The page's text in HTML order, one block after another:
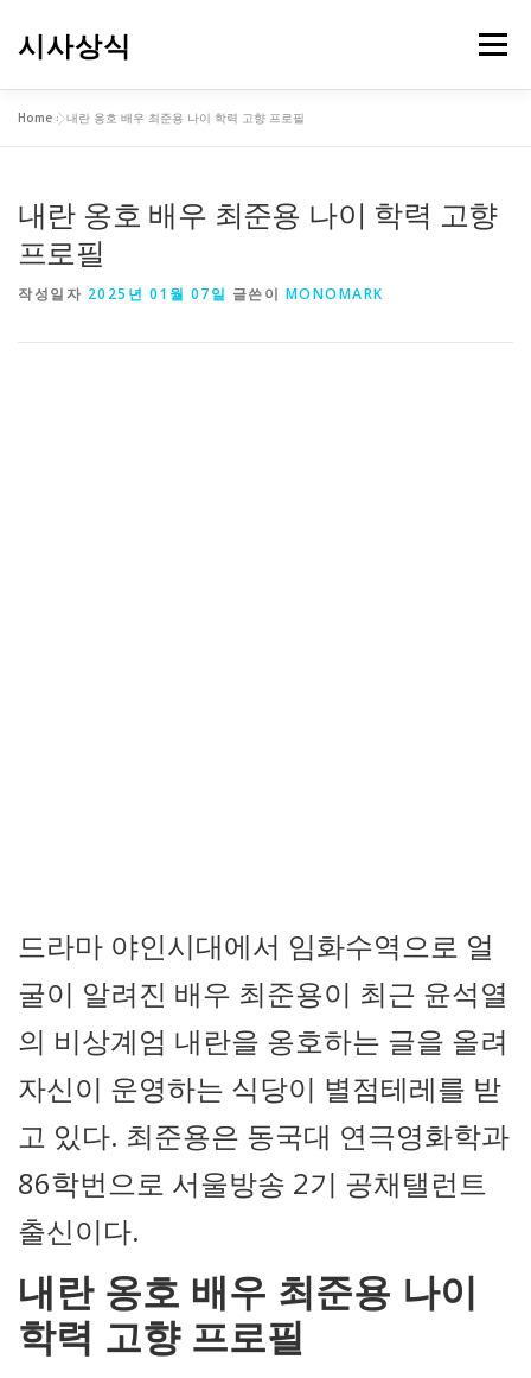
시사상식 메뉴
Home »내란 옹호 배우 최준용 나이 학력 고향 프로필
내란 옹호 배우 최준용 나이 학력 고향
프로필
작성일자 2025년 01월 07일 글쓴이 MONOMARK
드라마 야인시대에서 임화수역으로 얼
굴이 알려진 배우 최준용이 최근 윤석열
의 비상계엄 내란을 옹호하는 글을 올려
자신이 운영하는 식당이 별점테레를 받
고 있다. 최준용은 동국대 연극영화학과
86학번으로 서울방송 2기 공채탤런트
출신이다.
내란 옹호 배우 최준용 나이
학력 고향 프로필